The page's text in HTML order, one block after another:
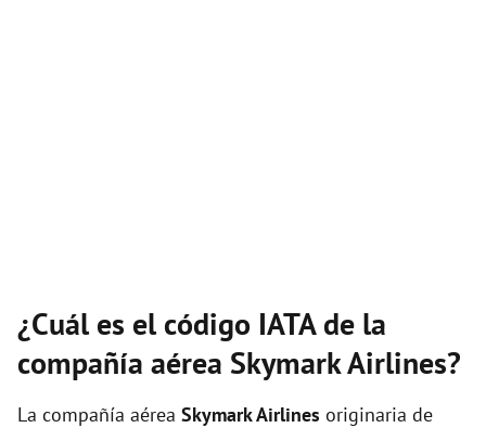
¿Cuál es el código IATA de la
compañía aérea Skymark Airlines?
La compañía aérea Skymark Airlines originaria de